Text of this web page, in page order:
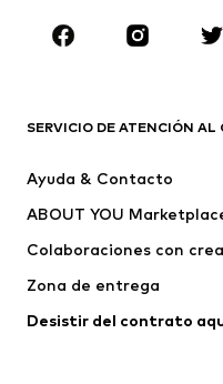
Zapatos
Vestidos
Camisetas y tops
Chaquetas
Ropa interior
Abrigos
SERVICIO DE ATENCIÓN AL
Ayuda & Contacto
ABOUT YOU
Colaboraciones con
Zona de entrega
Desistir del contrato